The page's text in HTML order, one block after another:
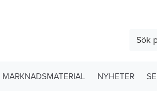
MARKNADSMATERIAL NYHETER